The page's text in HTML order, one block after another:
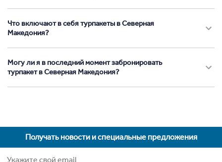
Что включают в себя турпакеты в Северная
Македония?
Могу ли я в последний момент забронировать
турпакет в Северная Македония?
Получать новости и специальные предложения